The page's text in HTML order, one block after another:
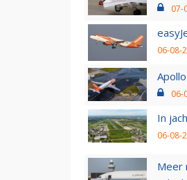
07-
06-08-
06-
In
06-08-
Meer